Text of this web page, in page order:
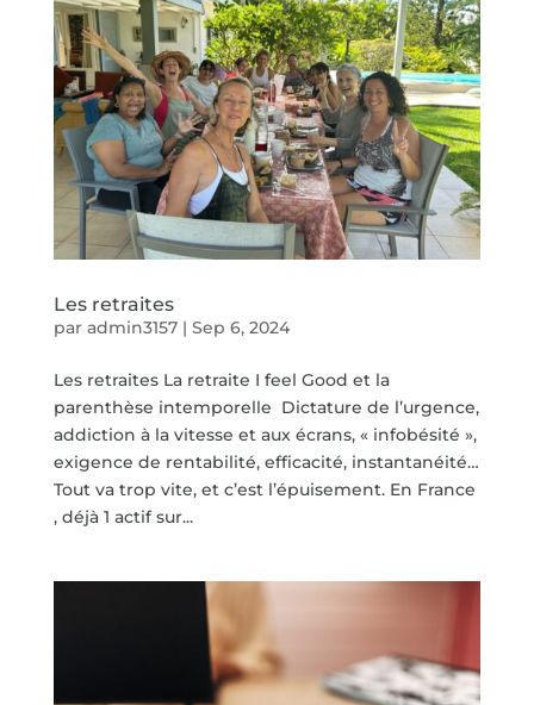
Les retraites
par admin3157| Sep 6, 2024
Les retraites La retraite I feel Good et la
parenthèse intemporelle Dictature de l’urgence,
addiction à la vitesse et aux écrans, « infobésité »,
exigence de rentabilité, efficacité, instantanéité…
Tout va trop vite, et c’est l’épuisement. En France
, déjà 1 actif sur...